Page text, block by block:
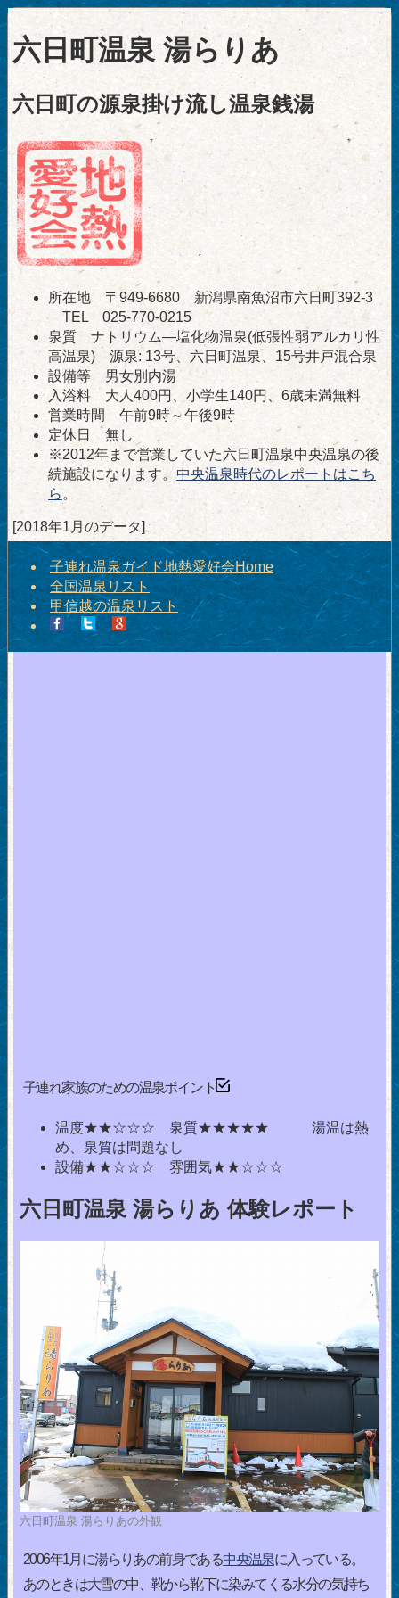
六日町温泉 湯らりあ
六日町の源泉掛け流し温泉銭湯
所在地 〒949-6680 新潟県南魚沼市六日町392-3
TEL 025-770-0215
泉質 ナトリウム―塩化物温泉(低張性弱アルカリ性
高温泉) 源泉: 13号、六日町温泉、15号井戸混合泉
設備等 男女別内湯
入浴料 大人400円、小学生140円、6歳未満無料
営業時間 午前9時～午後9時
定休日 無し
※2012年まで営業していた六日町温泉中央温泉の後
続施設になります。中央温泉時代のレポートはこち
ら 。
[2018年1月のデータ]
子連れ温泉ガイド地熱愛好会Home
全国温泉リスト
甲信越の温泉リスト
子連れ家族のための温泉ポイント
温度★★☆☆☆ 泉質★★★★★ 湯温は熱
め、泉質は問題なし
設備★★☆☆☆ 雰囲気★★☆☆☆
六日町温泉 湯らりあ 体験レポート
六日町温泉 湯らりあの外観
2006年1月に湯らりあの前身である中央温泉に入っている。
あのときは大雪の中、靴から靴下に染みてくる水分の気持ち